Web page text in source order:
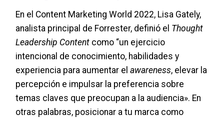
En el Content Marketing World 2022, Lisa Gately,
analista principal de Forrester, definió el Thought
Leadership Contentcomo “un ejercicio
intencional de conocimiento, habilidades y
experiencia para aumentar el awareness, elevar la
percepción e impulsar la preferencia sobre
temas claves que preocupan a la audiencia». En
otras palabras, posicionar a tu marca como